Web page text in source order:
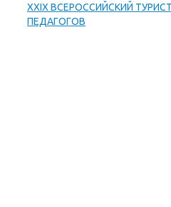
XXIX ВСЕРОССИЙСКИЙ
ПЕДАГОГОВ